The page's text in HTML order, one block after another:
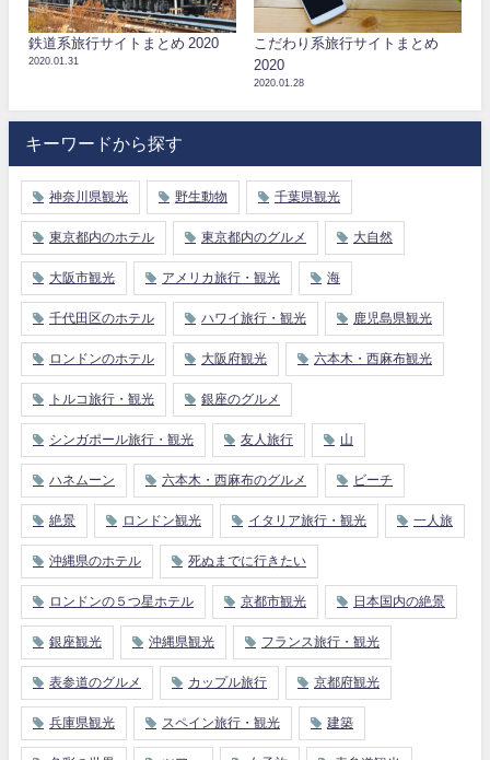
鉄道系旅行サイトまとめ 2020
2020.01.31
こだわり系旅行サイトまとめ
2020
2020.01.28
キーワードから探す
神奈川県観光 野生動物 千葉県観光
東京都内のホテル 東京都内のグルメ 大自然
大阪市観光 アメリカ旅行・観光 海
千代田区のホテル ハワイ旅行・観光 鹿児島県観光
ロンドンのホテル 大阪府観光 六本木・西麻布観光
トルコ旅行・観光 銀座のグルメ
シンガポール旅行・観光 友人旅行 山
ハネムーン 六本木・西麻布のグルメ ビーチ
絶景 ロンドン観光 イタリア旅行・観光 一人旅
沖縄県のホテル 死ぬまでに行きたい
ロンドンの５つ星ホテル 京都市観光 日本国内の絶景
銀座観光 沖縄県観光 フランス旅行・観光
表参道のグルメ カップル旅行 京都府観光
兵庫県観光 スペイン旅行・観光 建築